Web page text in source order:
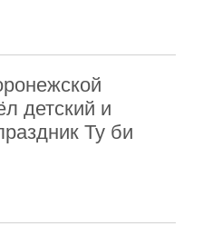
детский и
Ту би